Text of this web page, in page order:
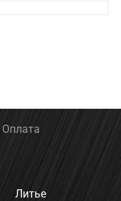
Оплата
Литье